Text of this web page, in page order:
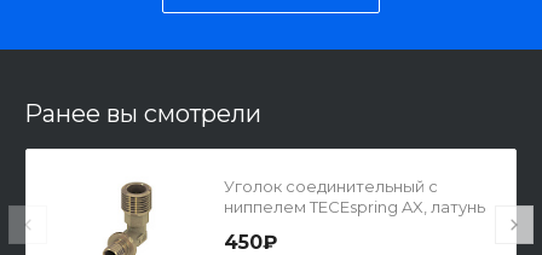
Ранее вы смотрели
Уголок соединительный с
ниппелем TECEspring AX, латунь
450₽